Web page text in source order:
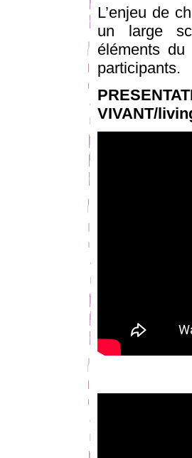
L’enjeu de
un large
éléments
participants.
VIVANT/